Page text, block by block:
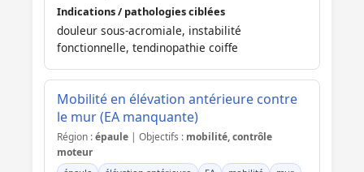
Indications / pathologies ciblées
douleur sous-acromiale, instabilité
fonctionnelle, tendinopathie coiffe
Mobilité en élévation antérieure contre
le mur (EA manquante)
Région :épaule| Objectifs : mobilité, contrôle
moteur